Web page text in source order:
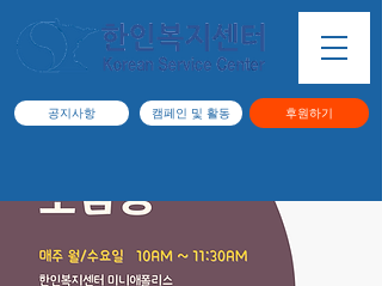
공지사항 캠페인 및 활동 후원하기